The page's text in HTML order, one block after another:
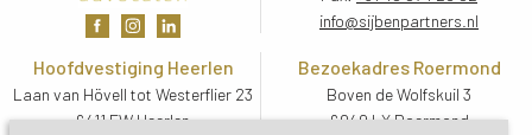
info@sijbenpartners.nl
Hoofdvestiging Heerlen
Laan van Hövell tot Westerflier 23
6411 EW Heerlen
Bezoekadres Roermond
Boven de Wolfskuil 3
6049 LX Roermond